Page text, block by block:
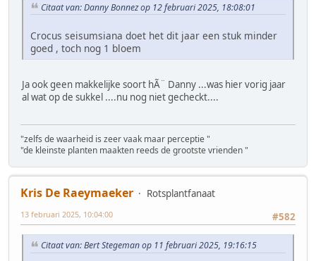
Citaat van: Danny Bonnez op 12 februari 2025, 18:08:01
Crocus seisumsiana doet het dit jaar een stuk minder
goed , toch nog 1 bloem
Ja ook geen makkelijke soort hÃ¨ Danny ...was hier vorig jaar
al wat op de sukkel ....nu nog niet gecheckt....
"zelfs de waarheid is zeer vaak maar perceptie "
"de kleinste planten maakten reeds de grootste vrienden "
Kris De Raeymaeker
Rotsplantfanaat
#582
13 februari 2025, 10:04:00
Citaat van: Bert Stegeman op 11 februari 2025, 19:16:15